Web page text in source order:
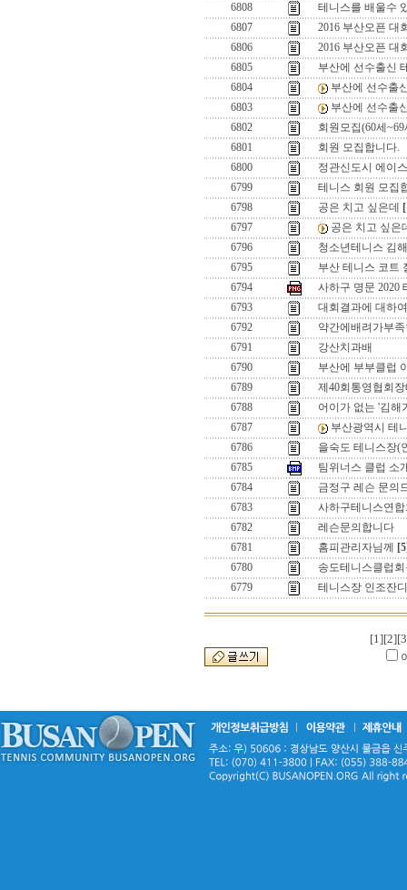
6808
테니스를 배울수
6807
2016 부산오픈 대
6806
2016 부산오픈 대
6805
부산에 선수출신
6804
부산에 선수출
6803
부산에 선수출
6802
회원모집(60세~69
6801
회원 모집합니다.
6800
정관신도시 에이
6799
테니스 회원 모집
6798
공은 치고 싶은데
6797
공은 치고 싶은
6796
청소년테니스 김
6795
부산 테니스 코트
6794
사하구 명문 2020
6793
대회결과에 대하
6792
약간에배려가부
6791
강산치과배
6790
부산에 부부클럽
6789
제40회통영협회
6788
어이가 없는 '김해
6787
부산광역시 테
6786
을숙도 테니스장(
6785
팀위너스 클럽 소
6784
금정구 레슨 문의
6783
사하구테니스연
6782
레슨문의합니다
6781
홈피관리자님께
6780
송도테니스클럽
6779
테니스장 인조잔
[1][2]